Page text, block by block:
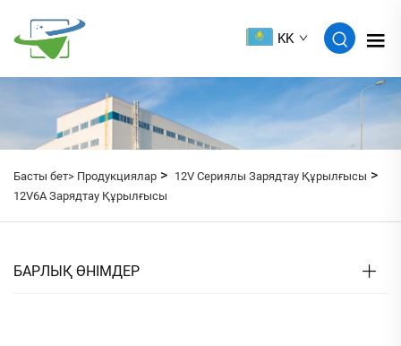
KK
Басты бет> Продукциялар > 12V Сериялы Зарядтау Құрылғысы >
12V6A Зарядтау Құрылғысы
БАРЛЫҚ ӨНІМДЕР